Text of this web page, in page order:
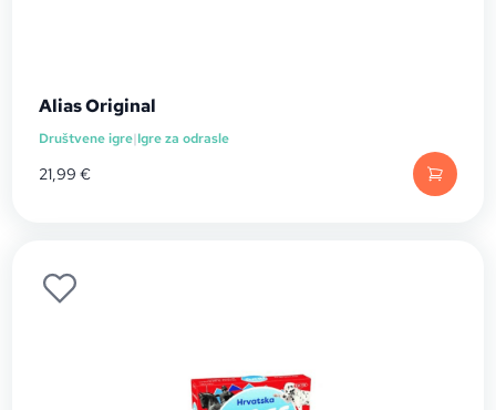
Alias Original
Društvene igre|Igre za odrasle
21,99€